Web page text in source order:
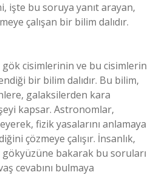
işte bu soruya yanıt arayan,
çalışan bir bilim dalıdır.
cisimlerinin ve bu cisimlerin
bir bilim dalıdır. Bu bilim,
galaksilerden kara
kapsar. Astronomlar,
fizik yasalarını anlamaya
çözmeye çalışır. İnsanlık,
gökyüzüne bakarak bu soruları
cevabını bulmaya